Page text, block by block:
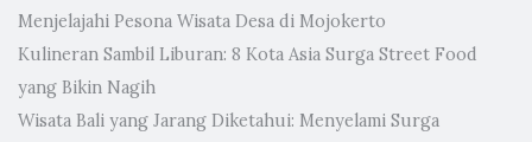
Menjelajahi Pesona Wisata Desa di Mojokerto
Kulineran Sambil Liburan: 8 Kota Asia Surga Street Food
yang Bikin Nagih
Wisata Bali yang Jarang Diketahui: Menyelami Surga